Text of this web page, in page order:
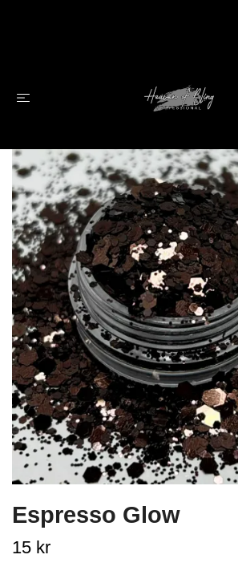
Espresso Glow
15 kr